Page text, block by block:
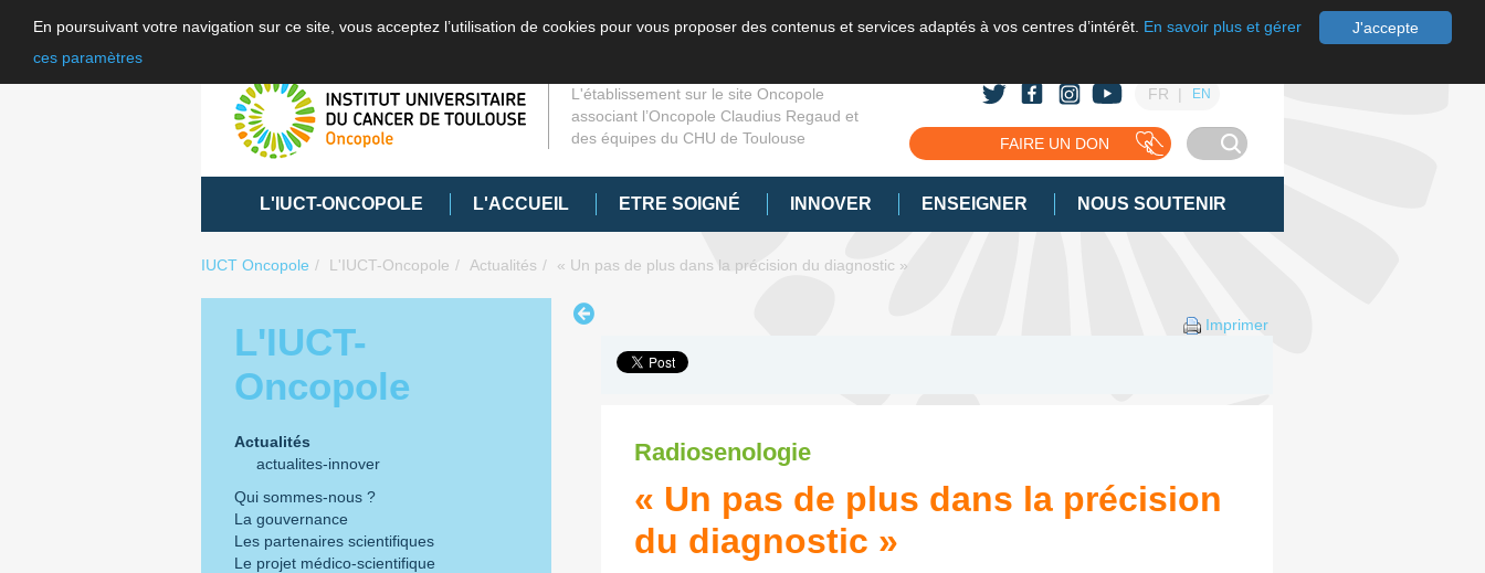
J'accepte
En poursuivant votre navigation sur ce site, vous acceptez l’utilisation de cookies pour vous proposer des contenus et services adaptés à vos centres d’intérêt. En savoir plus et gérer
ces paramètres
L'établissement sur le site Oncopole
associant l’Oncopole Claudius Regaud et
des équipes du CHU de Toulouse
FR EN
FAIRE UN DON
L'IUCT-ONCOPOLE L'ACCUEIL ETRE SOIGNÉ INNOVER ENSEIGNER NOUS SOUTENIR
IUCT Oncopole L'IUCT-Oncopole Actualités « Un pas de plus dans la précision du diagnostic »
L'IUCT-
Oncopole
Actualités
actualites-innover
Qui sommes-nous ?
La gouvernance
Les partenaires scientifiques
Le projet médico-scientifique
Imprimer
Radiosenologie
« Un pas de plus dans la précision
du diagnostic »